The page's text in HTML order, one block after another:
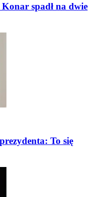
spadł na dwie
To się